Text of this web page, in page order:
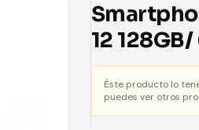
12
Éste producto lo
puedes ver otros